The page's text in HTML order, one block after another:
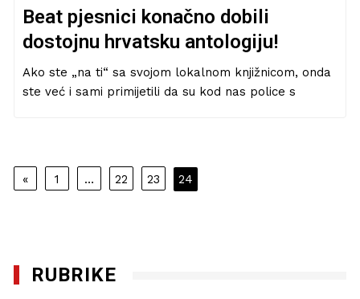
Beat pjesnici konačno dobili
dostojnu hrvatsku antologiju!
Ako ste „na ti“ sa svojom lokalnom knjižnicom, onda
ste već i sami primijetili da su kod nas police s
Navigacija
« 1 … 22 23 24
RUBRIKE